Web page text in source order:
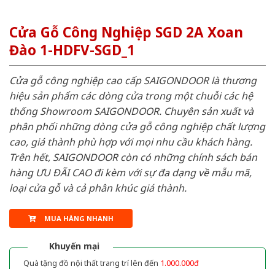
Cửa Gỗ Công Nghiệp SGD 2A Xoan
Đào 1-HDFV-SGD_1
Cửa gỗ công nghiệp cao cấp SAIGONDOOR là thương
hiệu sản phẩm các dòng cửa trong một chuỗi các hệ
thống Showroom SAIGONDOOR. Chuyên sản xuất và
phân phối những dòng cửa gỗ công nghiệp chất lượng
cao, giá thành phù hợp với mọi nhu cầu khách hàng.
Trên hết, SAIGONDOOR còn có những chính sách bán
hàng ƯU ĐÃI CAO đi kèm với sự đa dạng về mẫu mã,
loại cửa gỗ và cả phân khúc giá thành.
MUA HÀNG NHANH
Khuyến mại
Quà tặng đồ nội thất trang trí lên đến 1.000.000đ